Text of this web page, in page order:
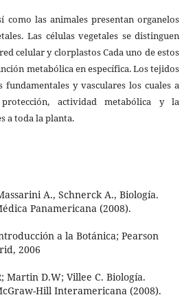
como las animales presentan organelos
Las células vegetales se distinguen
celular y clorplastos Cada uno de estos
metabólica en específica. Los tejidos
fundamentales y vasculares los cuales a
actividad metabólica y la
a toda la planta.
A., Schnerck A., Biología.
Panamericana (2008).
a la Botánica; Pearson
2006
Martin D.W; Villee C. Biología.
Hill Interamericana (2008).